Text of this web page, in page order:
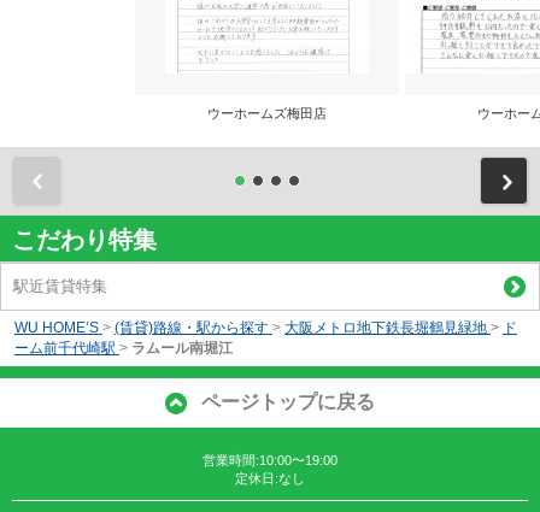
ウーホームズ梅田店 ウーホー
こだわり特集
駅近賃貸特集
WU HOME’S > (賃貸)路線・駅から探す > 大阪メトロ地下鉄長堀鶴見緑地 > ド
ーム前千代崎駅 > ラムール南堀江
ページトップに戻る
営業時間:10:00〜19:00
定休日:なし